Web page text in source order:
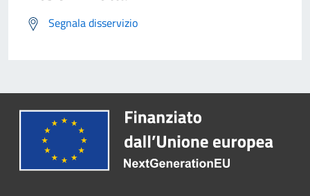
Segnala disservizio